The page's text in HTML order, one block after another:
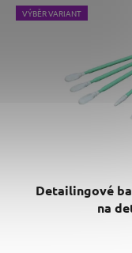
VÝBĚR VARIANT
Detailingové
na